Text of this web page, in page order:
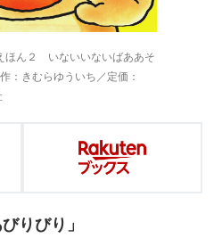
ほん２ いないいないばああそ
：きむらゆういち／定価：
りびり」